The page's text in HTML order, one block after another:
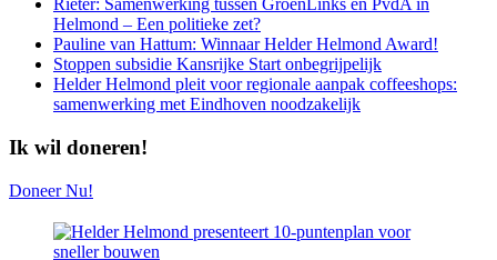
Rieter: Samenwerking tussen GroenLinks en PvdA in
Helmond – Een politieke zet?
Pauline van Hattum: Winnaar Helder Helmond Award!
Stoppen subsidie Kansrijke Start onbegrijpelijk
Helder Helmond pleit voor regionale aanpak coffeeshops:
samenwerking met Eindhoven noodzakelijk
Ik wil doneren!
Doneer Nu!